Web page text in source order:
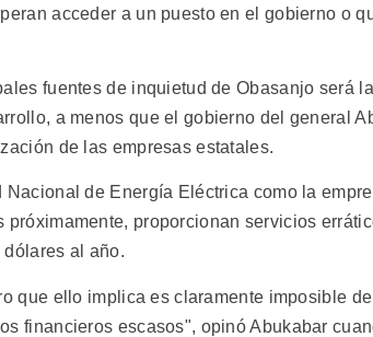
acceder a un puesto en el gobierno o
fuentes de inquietud de Obasanjo será
a menos que el gobierno del general
de las empresas estatales.
Nacional de Energía Eléctrica como la
próximamente, proporcionan servicios
al año.
que ello implica es claramente imposible
financieros escasos", opinó Abukabar